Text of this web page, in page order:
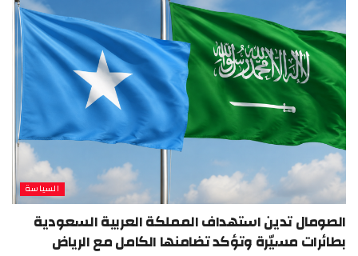
السياسة
الصومال تدين استهداف المملكة العربية السعودية
بطائرات مسيّرة وتؤكد تضامنها الكامل مع الرياض